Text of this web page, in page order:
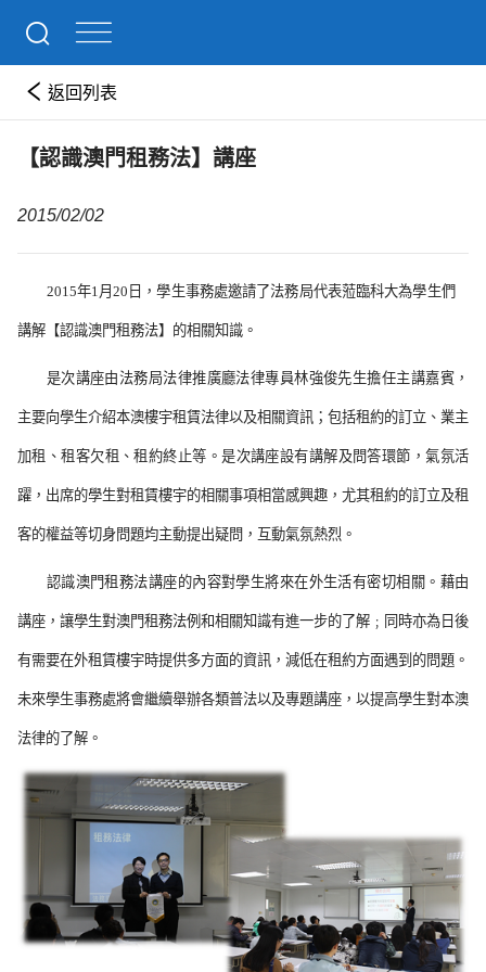
返回列表
【認識澳門租務法】講座
2015/02/02
2015年1月20 日，學生事務處邀請了法務局代表蒞臨科大為學生們
講解【認識澳門租務法】的相關知識。
是次講座由法務局法律推廣廳法律專員林強俊先生擔任主講嘉賓，
主要向學生介紹本澳樓宇租賃法律以及相關資訊；包括租約的訂立、業主
加租、租客欠租、租約終止等。是次講座設有講解及問答環節，氣氛活
躍，出席的學生對租賃樓宇的相關事項相當感興趣，尤其租約的訂立及租
客的權益等切身問題均主動提出疑問，互動氣氛熱烈。
認識澳門租務法講座的內容對學生將來在外生活有密切相關。藉由
講座，讓學生對澳門租務法例和相關知識有進一步的了解﹔同時亦為日後
有需要在外租賃樓宇時提供多方面的資訊，減低在租約方面遇到的問題。
未來學生事務處將會繼續舉辦各類普法以及專題講座，以提高學生對本澳
法律的了解。